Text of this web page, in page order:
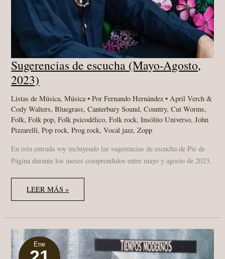
Sugerencias de escucha (Mayo-Agosto,
2023)
Listas de Música,Música• PorFernando Hernández•April Verch &
Cody Walters,Bluegrass,Canterbury Sound,Country,Cut Worms,
Folk,Folk pop,Folk psicodélico,Folk rock,Insólito Universo,John
Pizzarelli,Pop rock,Prog rock,Vocal jazz,Zopp
En esta entrada voy incluyendo las sugerencias de escucha de Pie de
Página durante los meses comprendidos entre mayo y agosto de 2023.
SUGERENCIAS
DE
ESCUCHA
AGOSTO,
LEER MÁS »
Ene